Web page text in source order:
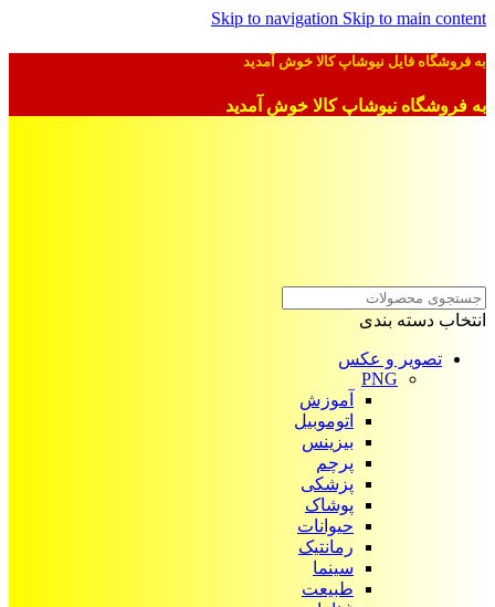
Skip to navigation Skip to main content
به فروشگاه فایل نیوشاپ کالا خوش آمدید
به فروشگاه نیوشاپ کالا خوش آمدید
انتخاب دسته بندی
تصویر و عکس
PNG
آموزش
اتوموبیل
بیزینس
پرچم
پزشکی
پوشاک
حیوانات
رمانتیک
سینما
طبیعت